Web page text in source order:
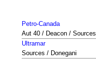
Petro-Canada
Aut 40 / Deacon / Sources
Ultramar
Sources / Donegani